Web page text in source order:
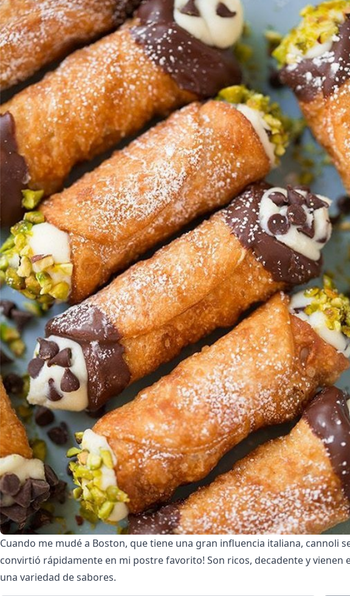
Cuando me mudé a Boston, que tiene una gran influencia italiana, cannoli
convirtió rápidamente en mi postre favorito! Son ricos, decadente y vienen
una variedad de sabores.